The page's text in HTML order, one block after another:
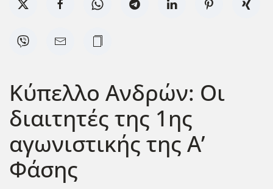
Κύπελλο Ανδρών: Οι
διαιτητές της 1ης
αγωνιστικής της Α’
Φάσης